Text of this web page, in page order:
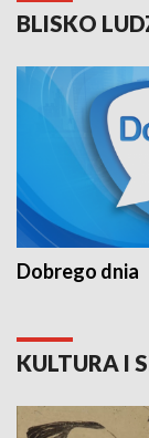
BLISKO
Dobrego dnia
KULTURA I